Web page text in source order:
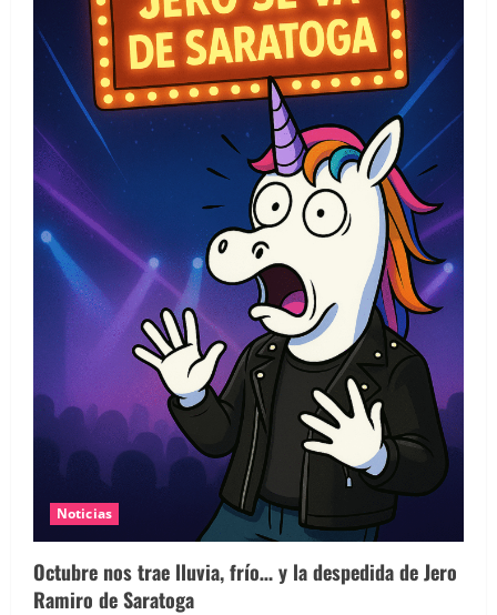
Sala
Mamba
(Murcia)
Noticias
Octubre nos trae lluvia, frío… y la despedida de Jero
Ramiro de Saratoga